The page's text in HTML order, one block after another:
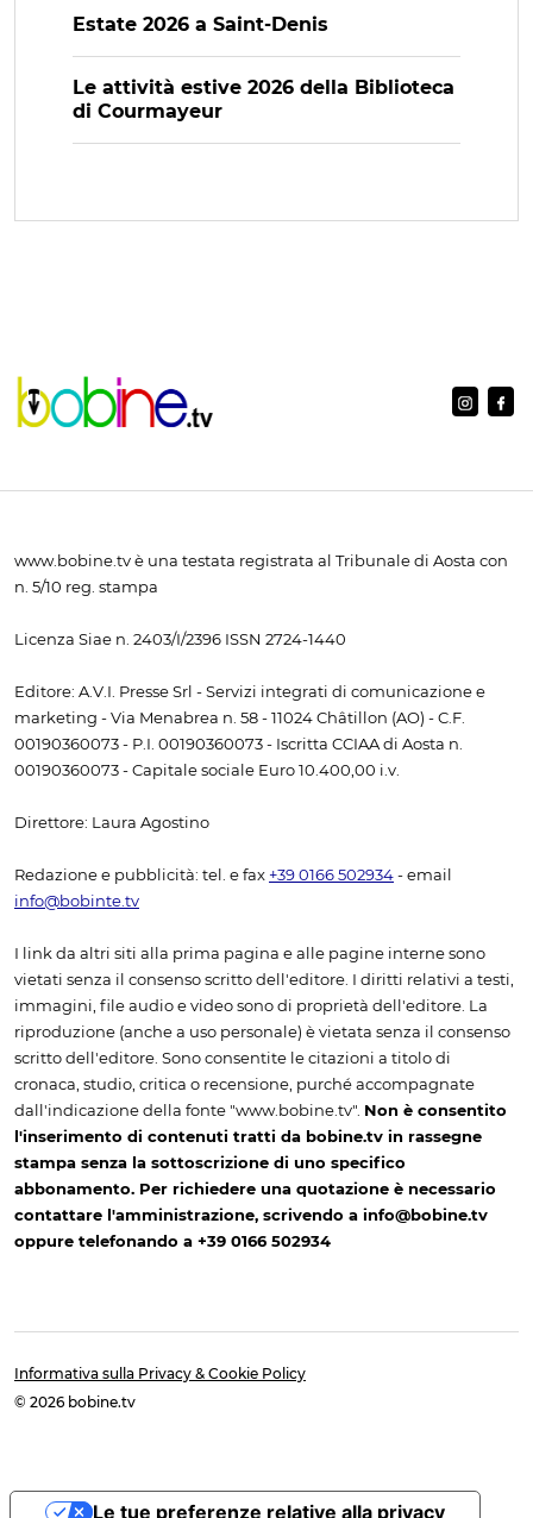
Estate 2026 a Saint-Denis
Le attività estive 2026 della Biblioteca
di Courmayeur
www.bobine.tv è una testata registrata al Tribunale di Aosta con
n. 5/10 reg. stampa
Licenza Siae n. 2403/I/2396 ISSN 2724-1440
Editore: A.V.I. Presse Srl - Servizi integrati di comunicazione e
marketing - Via Menabrea n. 58 - 11024 Châtillon (AO) - C.F.
00190360073 - P.I. 00190360073 - Iscritta CCIAA di Aosta n.
00190360073 - Capitale sociale Euro 10.400,00 i.v.
Direttore: Laura Agostino
Redazione e pubblicità: tel. e fax +39 0166 502934 - email
info@bobinte.tv
I link da altri siti alla prima pagina e alle pagine interne sono
vietati senza il consenso scritto dell'editore. I diritti relativi a testi,
immagini, file audio e video sono di proprietà dell'editore. La
riproduzione (anche a uso personale) è vietata senza il consenso
scritto dell'editore. Sono consentite le citazioni a titolo di
cronaca, studio, critica o recensione, purché accompagnate
dall'indicazione della fonte "www.bobine.tv". Non è consentito
l'inserimento di contenuti tratti da bobine.tv in rassegne
stampa senza la sottoscrizione di uno specifico
abbonamento. Per richiedere una quotazione è necessario
contattare l'amministrazione, scrivendo a info@bobine.tv
oppure telefonando a +39 0166 502934
Informativa sulla Privacy & Cookie Policy
© 2026 bobine.tv
Le tue preferenze relative alla privacy